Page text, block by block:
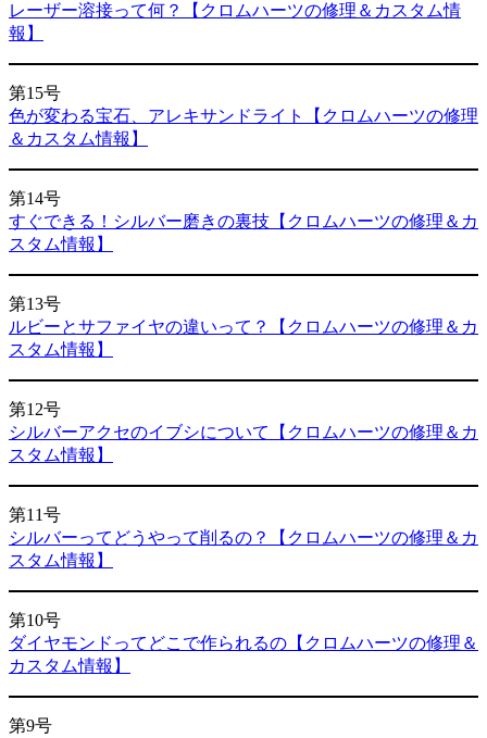
レーザー溶接って何？【クロムハーツの修理＆カスタム情
報】
第15号
色が変わる宝石、アレキサンドライト【クロムハーツの修理
＆カスタム情報】
第14号
すぐできる！シルバー磨きの裏技【クロムハーツの修理＆カ
スタム情報】
第13号
ルビーとサファイヤの違いって？【クロムハーツの修理＆カ
スタム情報】
第12号
シルバーアクセのイブシについて【クロムハーツの修理＆カ
スタム情報】
第11号
シルバーってどうやって削るの？【クロムハーツの修理＆カ
スタム情報】
第10号
ダイヤモンドってどこで作られるの【クロムハーツの修理＆
カスタム情報】
第9号